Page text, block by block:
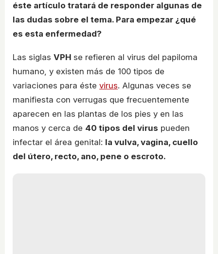
éste artículo tratará de responder algunas de
las dudas sobre el tema. Para empezar ¿qué
es esta enfermedad?
Las siglas VPH se refieren al virus del papiloma
humano, y existen más de 100 tipos de
variaciones para éste virus. Algunas veces se
manifiesta con verrugas que frecuentemente
aparecen en las plantas de los pies y en las
manos y cerca de 40 tipos del virus pueden
infectar el área genital: la vulva, vagina, cuello
del útero, recto, ano, pene o escroto.